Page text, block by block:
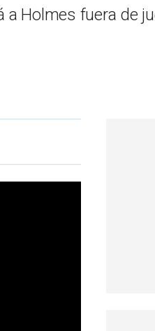
Holmes fuera de